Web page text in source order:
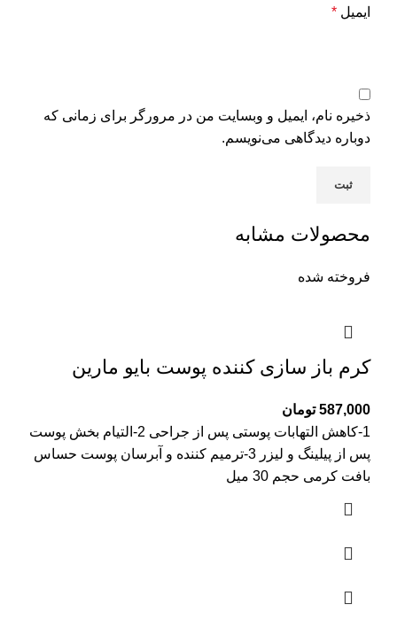
ایمیل *
ذخیره نام، ایمیل و وبسایت من در مرورگر برای زمانی که
دوباره دیدگاهی می‌نویسم.
محصولات مشابه
فروخته شده
کرم باز سازی کننده پوست بایو مارین
587,000 تومان
1-کاهش التهابات پوستی پس از جراحی 2-التیام بخش پوست
پس از پیلینگ و لیزر 3-ترمیم کننده و آبرسان پوست حساس
بافت کرمی حجم 30 میل